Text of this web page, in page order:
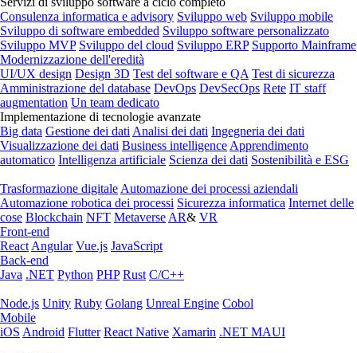
Consulenza informatica e advisory Sviluppo web Sviluppo mobile
Sviluppo di software embedded Sviluppo software personalizzato
Sviluppo MVP Sviluppo del cloud Sviluppo ERP Supporto Mainframe
Modernizzazione dell'eredità
UI/UX design Design 3D Test del software e QA Test di sicurezza
Amministrazione del database DevOps DevSecOps Rete IT staff
augmentation Un team dedicato
Implementazione di tecnologie avanzate
Big data Gestione dei dati Analisi dei dati Ingegneria dei dati
Visualizzazione dei dati Business intelligence Apprendimento
automatico Intelligenza artificiale Scienza dei dati Sostenibilità e ESG
Trasformazione digitale Automazione dei processi aziendali
Automazione robotica dei processi Sicurezza informatica Internet delle
cose Blockchain NFT Metaverse AR& VR
Front-end
React Angular Vue.js JavaScript
Back-end
Java .NET Python PHP Rust C/C++
Node.js Unity Ruby Golang Unreal Engine Cobol
Mobile
iOS Android Flutter React Native Xamarin .NET MAUI